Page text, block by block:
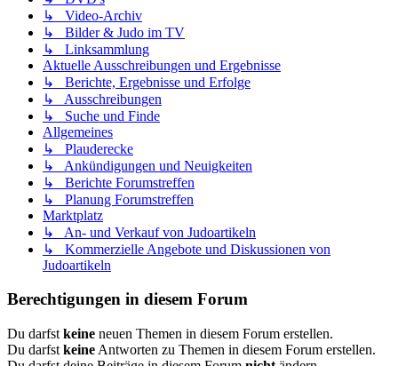
↳ Video-Archiv
↳ Bilder & Judo im TV
↳ Linksammlung
Aktuelle Ausschreibungen und Ergebnisse
↳ Berichte, Ergebnisse und Erfolge
↳ Ausschreibungen
↳ Suche und Finde
Allgemeines
↳ Plauderecke
↳ Ankündigungen und Neuigkeiten
↳ Berichte Forumstreffen
↳ Planung Forumstreffen
Marktplatz
↳ An- und Verkauf von Judoartikeln
↳ Kommerzielle Angebote und Diskussionen von
Judoartikeln
Berechtigungen in diesem Forum
Du darfst keine neuen Themen in diesem Forum erstellen.
Du darfst keine Antworten zu Themen in diesem Forum erstellen.